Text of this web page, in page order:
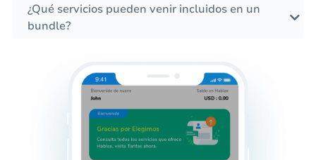
¿Qué servicios pueden venir incluidos en un
bundle?